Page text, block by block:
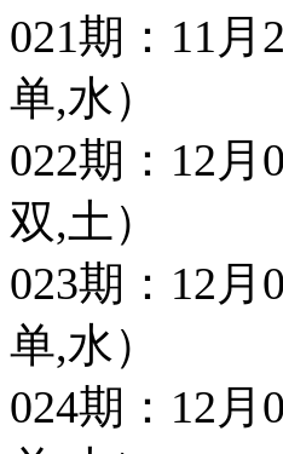
021期：11月
单,水）
022期：12月
双,土）
023期：12月
单,水）
024期：12月